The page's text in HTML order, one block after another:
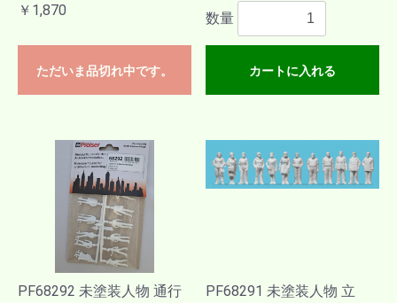
￥1,870
ただいま品切れ中です。
数量
カートに入れる
PF68292 未塗装人物 通行
PF68291 未塗装人物 立